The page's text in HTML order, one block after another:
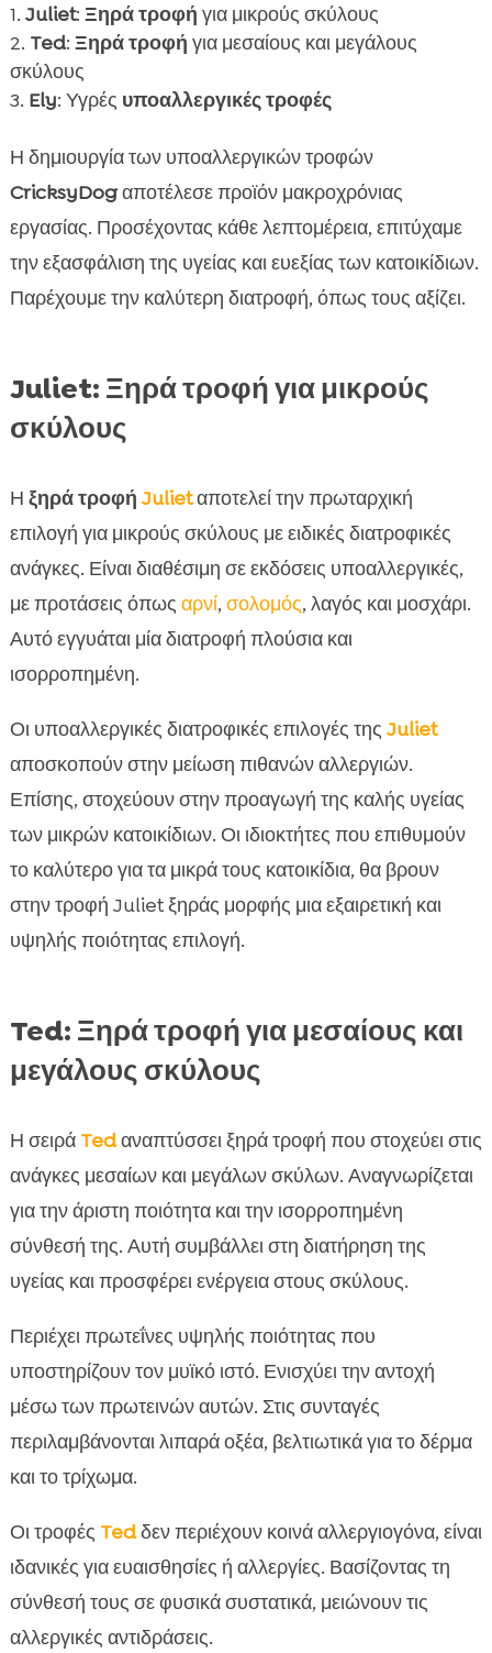
Juliet: Ξηρά τροφή για μικρούς σκύλους
Ted: Ξηρά τροφή για μεσαίους και μεγάλους
σκύλους
Ely: Υγρές υποαλλεργικές τροφές
Η δημιουργία των υποαλλεργικών τροφών
CricksyDogαποτέλεσε προϊόν μακροχρόνιας
εργασίας. Προσέχοντας κάθε λεπτομέρεια, επιτύχαμε
την εξασφάλιση της υγείας και ευεξίας των κατοικίδιων.
Παρέχουμε την καλύτερη διατροφή, όπως τους αξίζει.
Juliet: Ξηρά τροφή για μικρούς
σκύλους
Η ξηρά τροφή Julietαποτελεί την πρωταρχική
επιλογή για μικρούς σκύλους με ειδικές διατροφικές
ανάγκες. Είναι διαθέσιμη σε εκδόσεις υποαλλεργικές,
με προτάσεις όπως αρνί, σολομός, λαγός και μοσχάρι.
Αυτό εγγυάται μία διατροφή πλούσια και
ισορροπημένη.
Οι υποαλλεργικές διατροφικές επιλογές της Juliet
αποσκοπούν στην μείωση πιθανών αλλεργιών.
Επίσης, στοχεύουν στην προαγωγή της καλής υγείας
των μικρών κατοικίδιων. Οι ιδιοκτήτες που επιθυμούν
το καλύτερο για τα μικρά τους κατοικίδια, θα βρουν
στην τροφή Juliet ξηράς μορφής μια εξαιρετική και
υψηλής ποιότητας επιλογή.
Ted: Ξηρά τροφή για μεσαίους και
μεγάλους σκύλους
Η σειρά Tedαναπτύσσει ξηρά τροφή που στοχεύει στις
ανάγκες μεσαίων και μεγάλων σκύλων. Αναγνωρίζεται
για την άριστη ποιότητα και την ισορροπημένη
σύνθεσή της. Αυτή συμβάλλει στη διατήρηση της
υγείας και προσφέρει ενέργεια στους σκύλους.
Περιέχει πρωτεΐνες υψηλής ποιότητας που
υποστηρίζουν τον μυϊκό ιστό. Ενισχύει την αντοχή
μέσω των πρωτεινών αυτών. Στις συνταγές
περιλαμβάνονται λιπαρά οξέα, βελτιωτικά για το δέρμα
και το τρίχωμα.
Οι τροφές Tedδεν περιέχουν κοινά αλλεργιογόνα, είναι
ιδανικές για ευαισθησίες ή αλλεργίες. Βασίζοντας τη
σύνθεσή τους σε φυσικά συστατικά, μειώνουν τις
αλλεργικές αντιδράσεις.